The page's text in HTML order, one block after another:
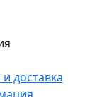
доставка